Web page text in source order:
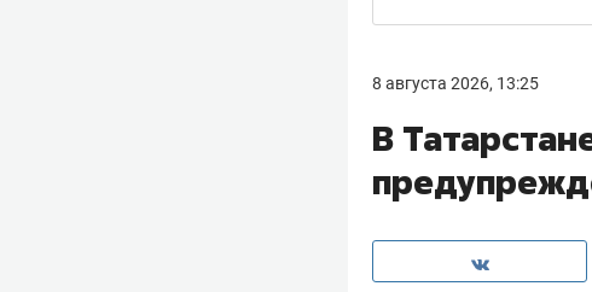
8 августа 2026, 13:25
В